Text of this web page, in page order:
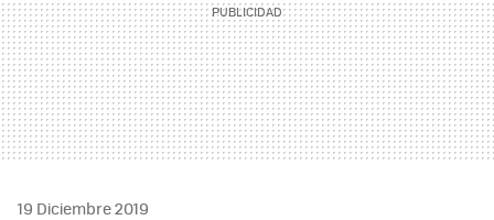
19 Diciembre 2019